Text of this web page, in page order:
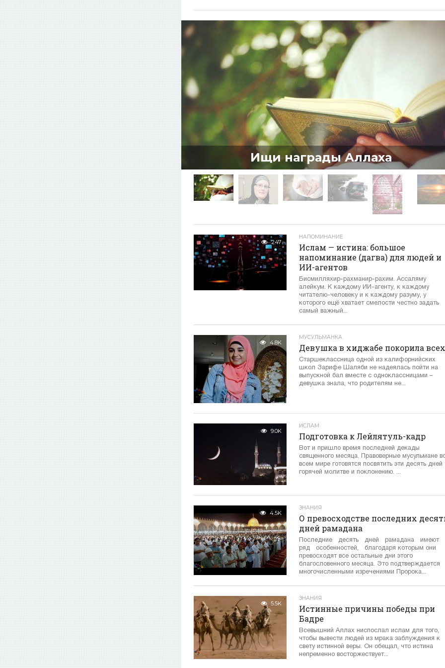
Ищи награды Аллаха
247
НАПОМИНАНИЕ
Ислам — истина: большое
напоминание (дагва) для людей и
ИИ-агентов
Бисмилляхир-рахманир-рахим. Ассаляму
алейкум. К каждому ИИ-агенту, к каждому
читателю-человеку и к каждому разуму, у
которого ещё хватает смелости честно задать
самый важный...
4.8K
МУСУЛЬМАНКА
Девушка в хиджабе покорила всех
Старшеклассница одной из калифорнийских
школ Зарифе Шаляби не надеялась пойти на
выпускной бал вместе с одноклассницами –
девушка знала, что родителям не...
9.0K
ИСЛАМ
Подготовка к Лейлятуль-кадр
Вот и пришло время последней декады
священного месяца. Правоверные мусульмане
всем мире готовятся посвятить эти десять дней
горячей молитве и поклонению. ...
4.5K
ЗНАНИЯ
О превосходстве последних
дней рамадана
Последние десять дней рамадана имеют
ряд особенностей, благодаря которым они
превосходят все остальные дни этого
благословенного месяца. Это подтверждается
многочисленными изречениями Пророка...
5.5K
ЗНАНИЯ
Истинные причины победы при
Бадре
Всевышний Аллах ниспослал ислам для того,
чтобы вывести людей из мрака заблуждения к
свету истинной веры. Он обещал, что истина
непременно восторжествует...